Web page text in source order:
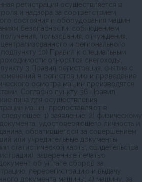
регистрация осуществляется в
и надзора за соответствием
состояния и оборудования машин
безопасности, соблюдением
пользования, отчуждения,
и регионального
10) Правил к специальным
относятся снегоходы,
3 Правил регистрация, снятие с
в регистрацию и проведение
осмотра машин производятся
Согласно пункту 36 Правил
лица для осуществления
машин предоставляют в
1) заявление; 2) физическому
удостоверяющего личность и
обратившегося за совершением
или учредительные документы
статистической карты, свидетельства
заверенные печатью
об уплате сборов за
перерегистрацию и выдачу
документа машины; 4) машину, за